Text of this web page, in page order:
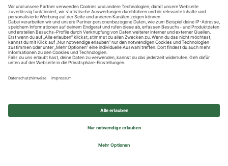
Datenschutzhinweise
Impressum
Privatsphäre-Einstellungen
© 2026 REWE Group - All rights reserved